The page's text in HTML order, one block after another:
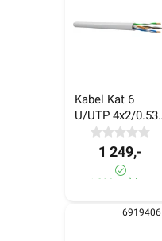
Kabel Kat 6
U/UTP 4x2/0.53
Hvit Eske 100m
1 249,-
>1 000+ på lager
6919406